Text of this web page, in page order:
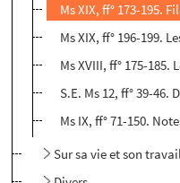
Ms XIX, ff° 173-195.
Ms XIX, ff° 196-199.
Ms XVIII, ff° 175-
S.E. Ms 12, ff° 39-
Ms IX, ff° 71-150.
Sur sa vie et son